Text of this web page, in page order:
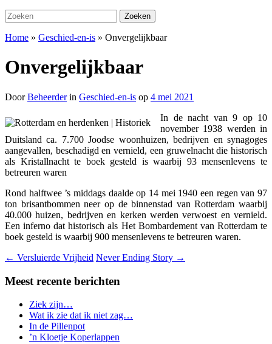
Zoeken
naar:
Zoeken
Home » Geschied-en-is » Onvergelijkbaar
Onvergelijkbaar
DoorBeheerder in Geschied-en-is op 4 mei 2021
In de nacht van 9 op 10
november 1938 werden in
Duitsland ca. 7.700 Joodse woonhuizen, bedrijven en synagoges
aangevallen, beschadigd en vernield, een gruwelnacht die historisch
als Kristallnacht te boek gesteld is waarbij 93 mensenlevens te
betreuren waren
Rond halftwee ’s middags daalde op 14 mei 1940 een regen van 97
ton brisantbommen neer op de binnenstad van Rotterdam waarbij
40.000 huizen, bedrijven en kerken werden verwoest en vernield.
Een inferno dat historisch als Het Bombardement van Rotterdam te
boek gesteld is waarbij 900 mensenlevens te betreuren waren.
← Versluierde Vrijheid Never Ending Story →
Meest recente berichten
Ziek zijn…
Wat ik zie dat ik niet zag…
In de Pillenpot
’n Kloetje Koperlappen